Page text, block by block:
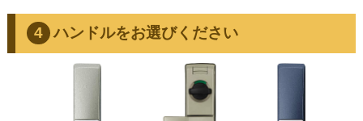
ハンドルをお選びください